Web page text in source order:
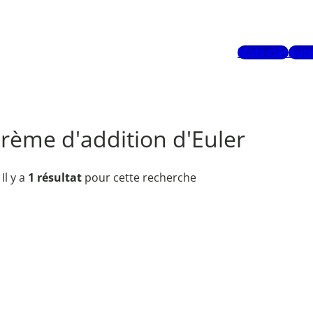
Mots-clés
d'addition d'Euler
Il y a 1 résultat pour cette recherche